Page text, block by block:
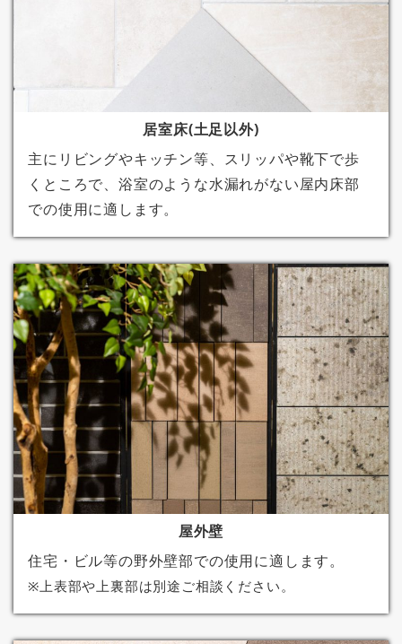
居室床(土足以外)
主にリビングやキッチン等、スリッパや靴下で歩
くところで、浴室のような水漏れがない屋内床部
での使用に適します。
屋外壁
住宅・ビル等の野外壁部での使用に適します。
※上表部や上裏部は別途ご相談ください。